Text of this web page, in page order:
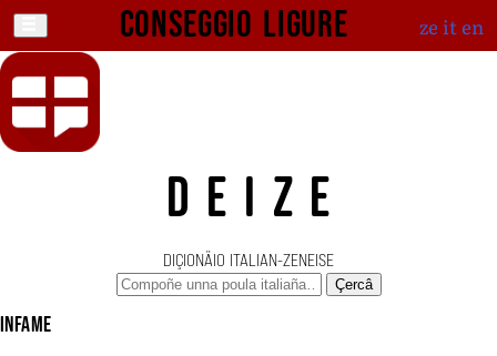
Conseggio ligure ze iten
DEIZE
DIÇIONÄIO ITALIAN-ZENEISE
Çercâ
infame